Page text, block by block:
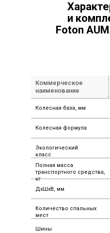
и
Foton
Коммерческое
наименование
Колесная база, мм
Колесная формула
Экологический
класс
Полная масса
транспортного средства,
кг
ДxШxВ, мм
Количество спальных
мест
Шины